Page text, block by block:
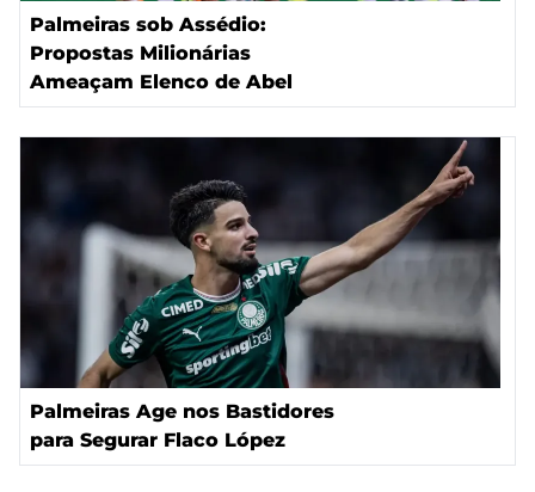
Palmeiras sob Assédio:
Propostas Milionárias
Ameaçam Elenco de Abel
Palmeiras Age nos Bastidores
para Segurar Flaco López